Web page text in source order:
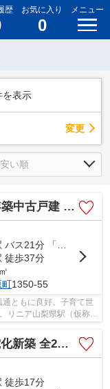
歴 お気に入り
0
メニュー
を表示
変更
な室内 日当良好
ス21分 「宮原」 停歩3分
徒歩37分
町1350-55
ともに良好。子育て世
リニア山梨県駅（仮称）
棟 南東角 車並3台
徒歩17分